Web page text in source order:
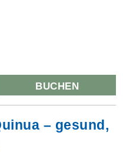
BUCHEN
– gesund,